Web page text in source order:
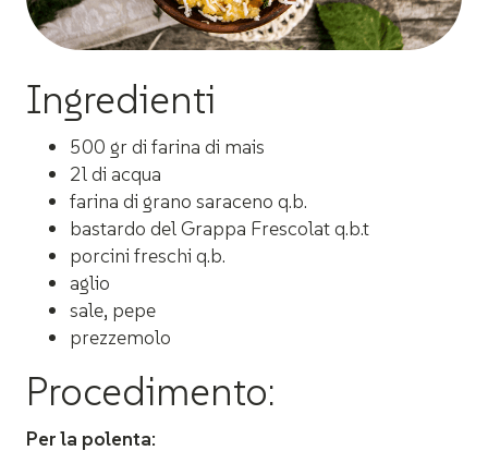
Ingredienti
500 gr di farina di mais
2l di acqua
farina di grano saraceno q.b.
bastardo del Grappa Frescolat q.b.t
porcini freschi q.b.
aglio
sale, pepe
prezzemolo
Procedimento:
Per la polenta: